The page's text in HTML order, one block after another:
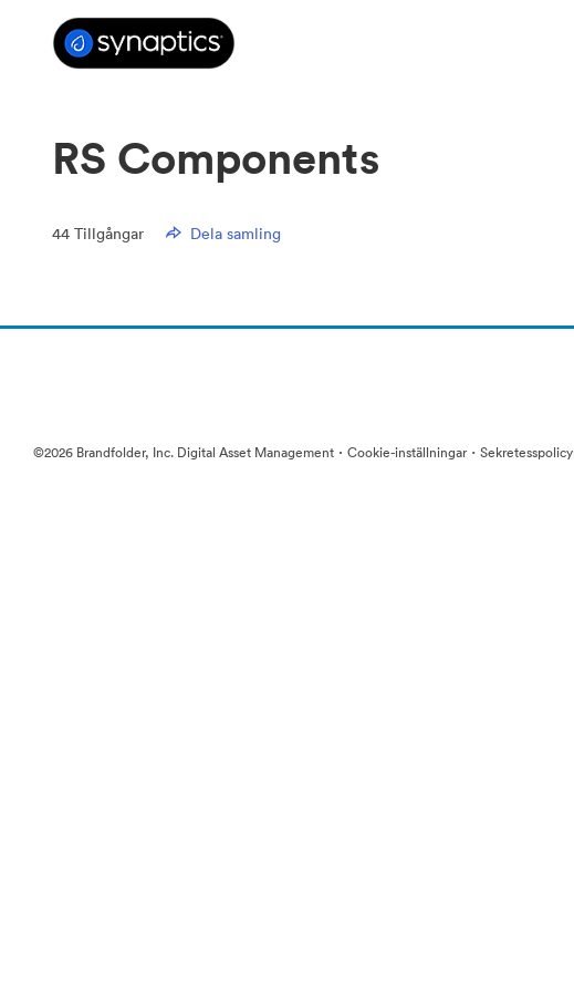
RS Components
44 Tillgångar Dela samling
©2026 Brandfolder, Inc. Digital Asset Management · Cookie-inställningar· Sekretesspolicy